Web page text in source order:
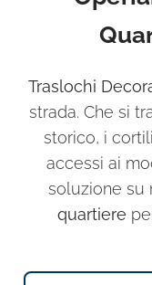
Traslochi
strada. Che si
storico, i
accessi ai
soluzione su
quartiere